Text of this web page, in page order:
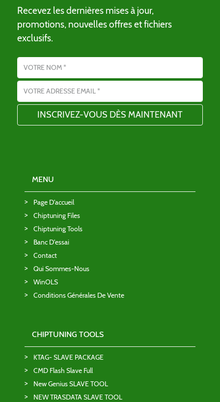
Recevez les dernières mises à jour,
promotions, nouvelles offres et fichiers
exclusifs.
Nom
Adresse email
MENU
Page D'accueil
Chiptuning Files
Chiptuning Tools
Banc D'essai
Contact
Qui Sommes-Nous
WinOLS
Conditions Générales De Vente
CHIPTUNING TOOLS
KTAG- SLAVE PACKAGE
CMD Flash Slave Full
New Genius SLAVE TOOL
NEW TRASDATA SLAVE TOOL